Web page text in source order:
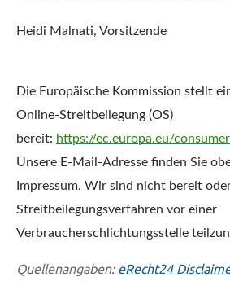
Heidi Malnati, Vorsitzende
Die Europäische Kommission stellt
Online-Streitbeilegung (OS)
bereit: https://ec.europa.eu/
Unsere E-Mail-Adresse finden Sie
Impressum. Wir sind nicht bereit
Streitbeilegungsverfahren vor einer
Verbraucherschlichtungsstelle
Quellenangaben: eRecht24